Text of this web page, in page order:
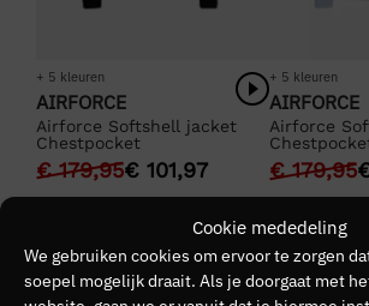
Cookie mededeling
We gebruiken cookies om ervoor te zorgen
soepel mogelijk draait. Als je doorgaat met
+ 5 kleuren
AIRFORCE
Airforce Softshell jacket
Chestpocket
€179,95€ 101,97
+ 5 kleuren
AIRFORCE
Airforce
€179,95
SALE